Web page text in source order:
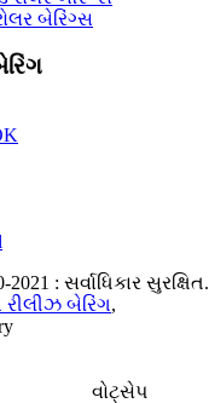
બેરિંગ્સ
: સર્વાધિકાર સુરક્ષિત.
બેરિંગ,
વોટ્સેપ